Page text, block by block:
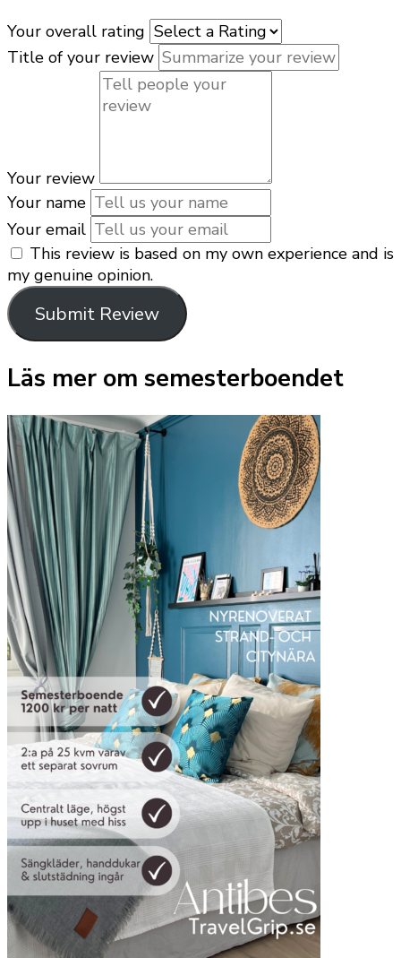
Your overall rating
Title of your review
Your review
Your name
Your email
This review is based on my own experience and is
my genuine opinion.
Submit Review
Läs mer om semesterboendet